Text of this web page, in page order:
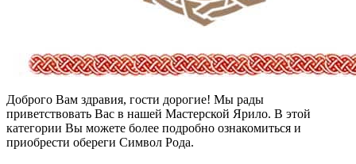
Доброго Вам здравия, гости дорогие! Мы рады
приветствовать Вас в нашей Мастерской Ярило. В этой
категории Вы можете более подробно ознакомиться и
приобрести обереги Символ Рода.